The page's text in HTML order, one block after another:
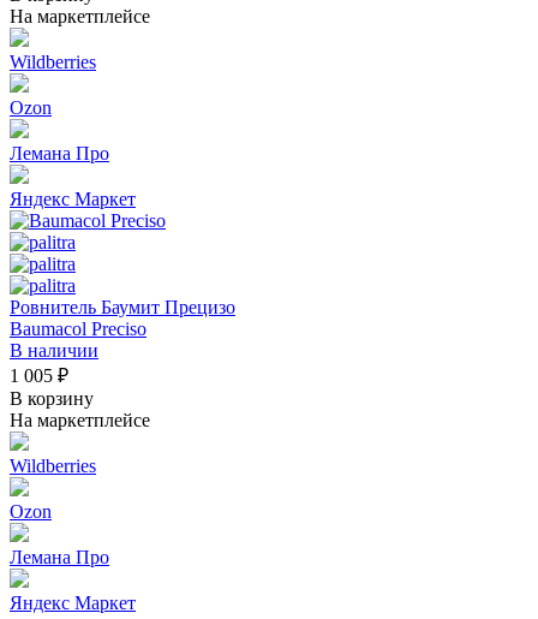
На маркетплейсе
Wildberries
Ozon
Лемана Про
Яндекс Маркет
Ровнитель Баумит Прецизо
Baumacol Preciso
В наличии
1 005 ₽
В корзину
На маркетплейсе
Wildberries
Ozon
Лемана Про
Яндекс Маркет